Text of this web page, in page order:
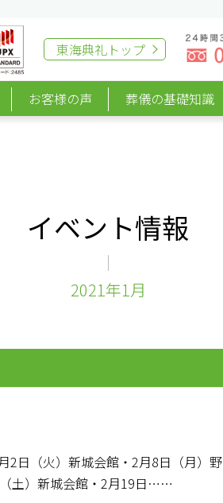
東海典礼トップ
お客様の声 葬儀の基礎知識
イベント情報
2021年1月
2日（火）新城会館・2月8日（月）野
土）新城会館・2月19日……